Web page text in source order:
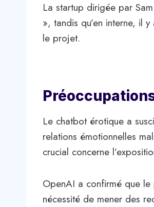
La startup dirigée par
», tandis qu’en interne, il
le projet.
Le chatbot érotique a
relations émotionnelles
crucial concerne
OpenAI a confirmé que le
nécessité de mener des